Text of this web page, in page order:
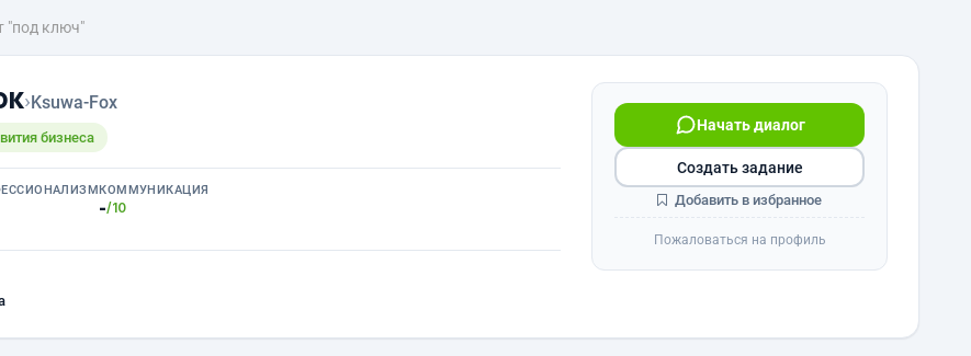
"под ключ"
›Ksuwa-Fox
бизнеса
КОММУНИКАЦИЯ
-/10
Начать диалог
Создать задание
Добавить в избранное
Пожаловаться на профиль